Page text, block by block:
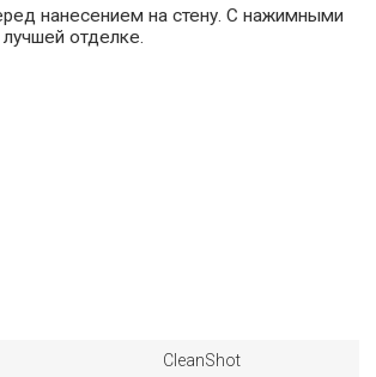
нанесением на стену. С нажимными
отделке.
CleanShot